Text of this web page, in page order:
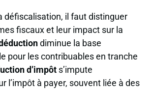
défiscalisation, il faut distinguer
fiscaux et leur impact sur la
diminue la base
pour les contribuables en tranche
d’impôt s’impute
l’impôt à payer, souvent liée à des